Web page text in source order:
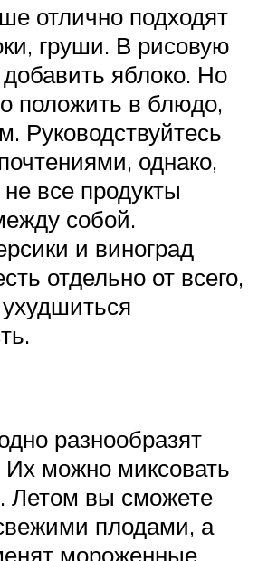
отлично подходят
груши. В рисовую
яблоко. Но
положить в блюдо,
Руководствуйтесь
однако,
все продукты
собой.
и виноград
отдельно от всего,
разнообразят
можно миксовать
Летом вы сможете
плодами, а
мороженные,